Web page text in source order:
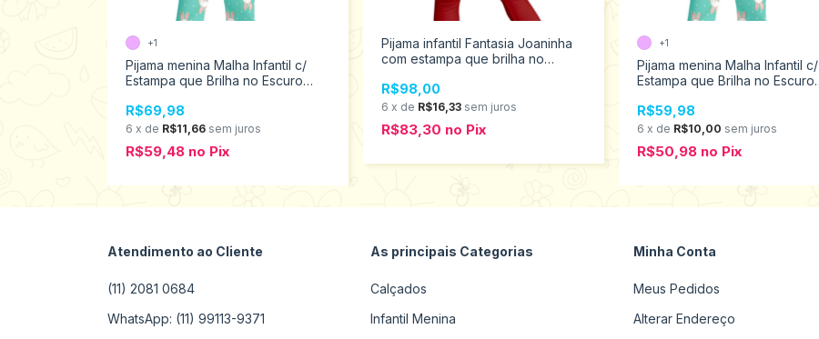
Pijama menina Malha Infantil c/
Estampa que Brilha no Escuro
R$69,98
6 x de R$11,66 sem juros
R$59,48 no Pix
+1
Pijama infantil Fantasia Joaninha
com estampa que brilha no
R$98,00
6 x de R$16,33 sem juros
R$83,30 no Pix
Pijama menina Malha Infantil c/
Estampa que Brilha no Escuro
R$59,98
6 x de R$10,00 sem juros
R$50,98 no Pix
+1
Atendimento ao Cliente
(11) 2081 0684
WhatsApp: (11) 99113-9371
As principais Categorias
Calçados
Infantil Menina
Minha Conta
Meus Pedidos
Alterar Endereço